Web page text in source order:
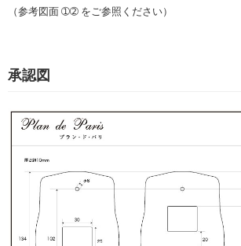
（参考図面 ➀➁ をご参照ください）
承認図